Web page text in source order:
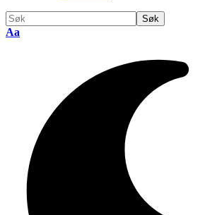
Endre
Aa